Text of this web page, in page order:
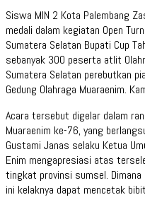
Siswa MIN 2 Kota Palembang
medali dalam kegiatan Open
Sumatera Selatan Bupati Cup
sebanyak 300 peserta atlit
Sumatera Selatan perebutkan
Gedung Olahraga Muaraenim.
Acara tersebut digelar dalam
Muaraenim ke-76, yang
Gustami Janas selaku Ketua
Enim mengapresiasi atas
tingkat provinsi sumsel. Dimana
ini kelaknya dapat mencetak